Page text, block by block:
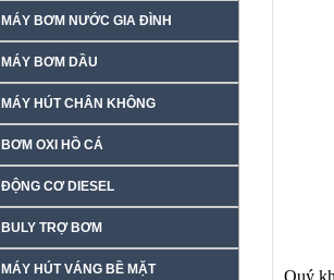
MÁY BƠM NƯỚC GIA ĐÌNH
MÁY BƠM DẦU
MÁY HÚT CHÂN KHÔNG
BƠM OXI HỒ CÁ
ĐỘNG CƠ DIESEL
BULY TRỢ BƠM
MÁY HÚT VÁNG BỀ MẶT Quý